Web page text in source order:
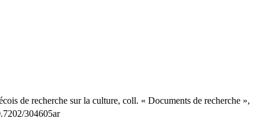
de recherche sur la culture, coll. « Documents de recherche »,
304605ar